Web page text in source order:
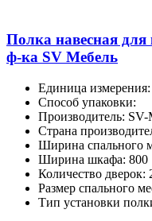
Полка навесная для
ф-ка SV Мебель
Единица измерения:
Способ упаковки:
Производитель: SV-
Страна
Ширина спального
Ширина шкафа: 800
Количество дверок:
Размер спального
Тип установки